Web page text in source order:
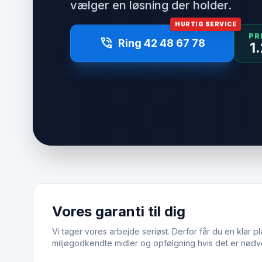
vælger en løsning der holder.
HURTIG SERVICE
phone_in_talk Ring 42 48 67 78
Vores garanti til dig
Vi tager vores arbejde seriøst. Derfor får du en klar
miljøgodkendte midler og opfølgning hvis det er